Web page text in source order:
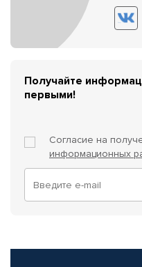
Получайте
первыми!
Согласие на
информационных